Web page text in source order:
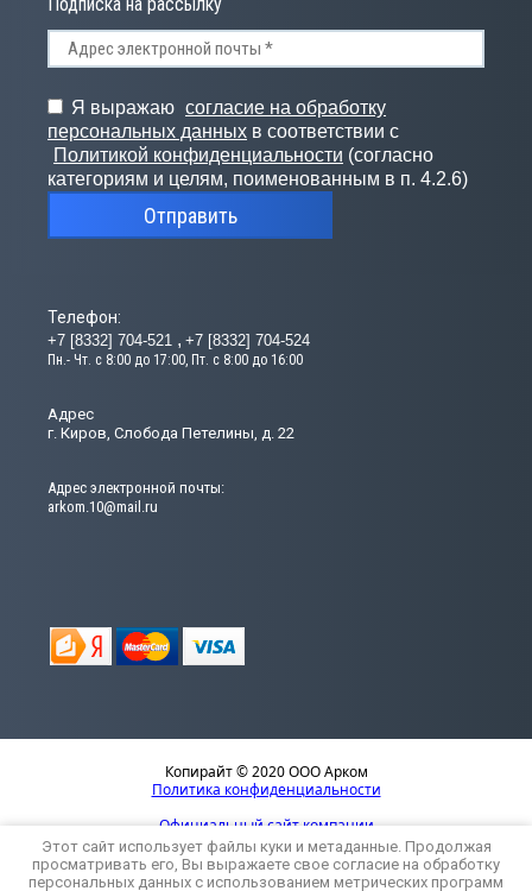
Телефон:
+7 [8332] 704-521 +7 [8332] 704-524
Пн.- Чт. с 8:00 до 17:00, Пт. с 8:00 до 16:00
Адрес
г. Киров, Слобода Петелины, д. 22
Адрес электронной почты:
arkom.10@mail.ru
Я выражаю согласие на обработку
персональных данных в соответствии с
Политикой конфиденциальности (согласно
категориям и целям, поименованным в п. 4.2.6)
Отправить
Копирайт © 2020 ООО Арком
Политика конфиденциальности
Официальный сайт компании
Этот сайт использует файлы куки и метаданные. Продолжая
просматривать его, Вы выражаете свое согласие на обработку
персональных данных с использованием метрических программ